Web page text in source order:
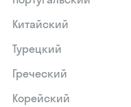
Китайский
Турецкий
Греческий
Корейский